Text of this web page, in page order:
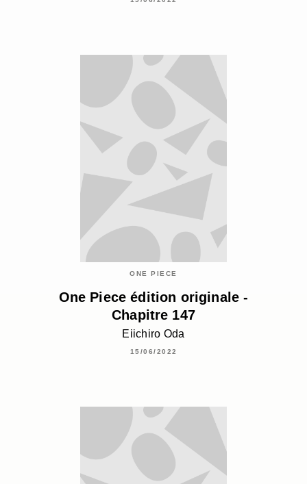
ONE PIECE
One Piece édition originale -
Chapitre 147
Eiichiro Oda
15/06/2022